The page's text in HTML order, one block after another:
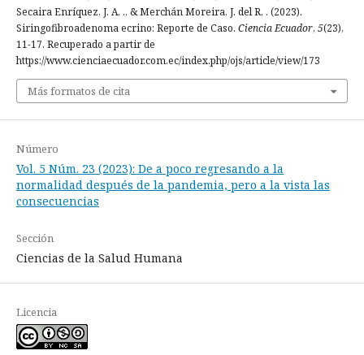
Secaira Enríquez, J. A. ., & Merchán Moreira, J. del R. . (2023).
Siringofibroadenoma ecrino: Reporte de Caso. Ciencia Ecuador, 5(23),
11-17. Recuperado a partir de
https://www.cienciaecuador.com.ec/index.php/ojs/article/view/173
Más formatos de cita
Número
Vol. 5 Núm. 23 (2023): De a poco regresando a la
normalidad después de la pandemia, pero a la vista las
consecuencias
Sección
Ciencias de la Salud Humana
Licencia